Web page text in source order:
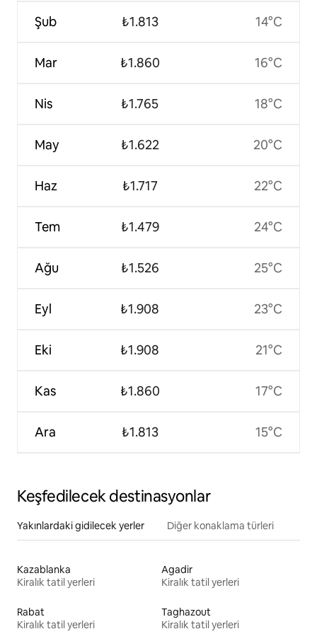
Şub
Mar
Nis
May
Haz
Tem
Ağu
Eyl
Eki
Kas
Ara
₺1.813
₺1.860
₺1.765
₺1.622
₺1.717
₺1.479
₺1.526
₺1.908
₺1.908
₺1.860
₺1.813
14°C
16°C
18°C
20°C
22°C
24°C
25°C
23°C
21°C
17°C
15°C
Keşfedilecek destinasyonlar
Yakınlardaki gidilecek yerler Diğer konaklama türleri
Kazablanka
Kiralık tatil yerleri
Agadir
Kiralık tatil yerleri
Rabat
Kiralık tatil yerleri
Taghazout
Kiralık tatil yerleri